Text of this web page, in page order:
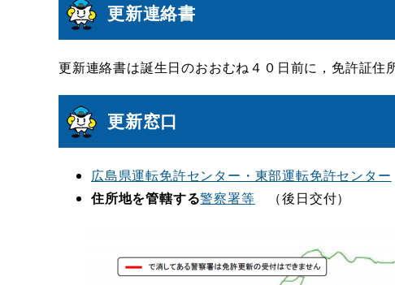
更新連絡書
更新連絡書は誕生日のおおむね４０日前に，免許証住
更新窓口
広島県運転免許センター・東部運転免許センター
住所地を管轄する警察署等 （後日交付）